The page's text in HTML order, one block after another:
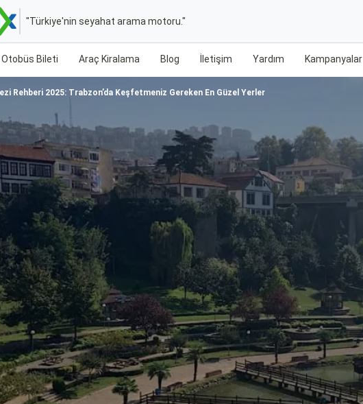
"Türkiye'nin seyahat arama motoru."
Otobüs Bileti Araç Kiralama Blog İletişim Yardım Kampanyalar
Rehberi 2025: Trabzon’da Keşfetmeniz Gereken En Güzel Yerler